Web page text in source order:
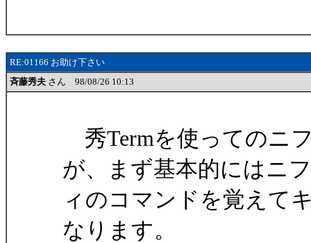
RE:01166 お助け下さい
斉藤秀夫 さん 98/08/26 10:13
秀Termを使ってのニ
が、まず基本的にはニ
ィのコマンドを覚えて
なります。